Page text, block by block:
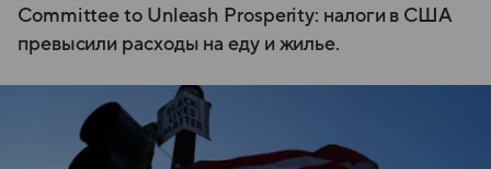
Committee to Unleash Prosperity: налоги в США
превысили расходы на еду и жилье.